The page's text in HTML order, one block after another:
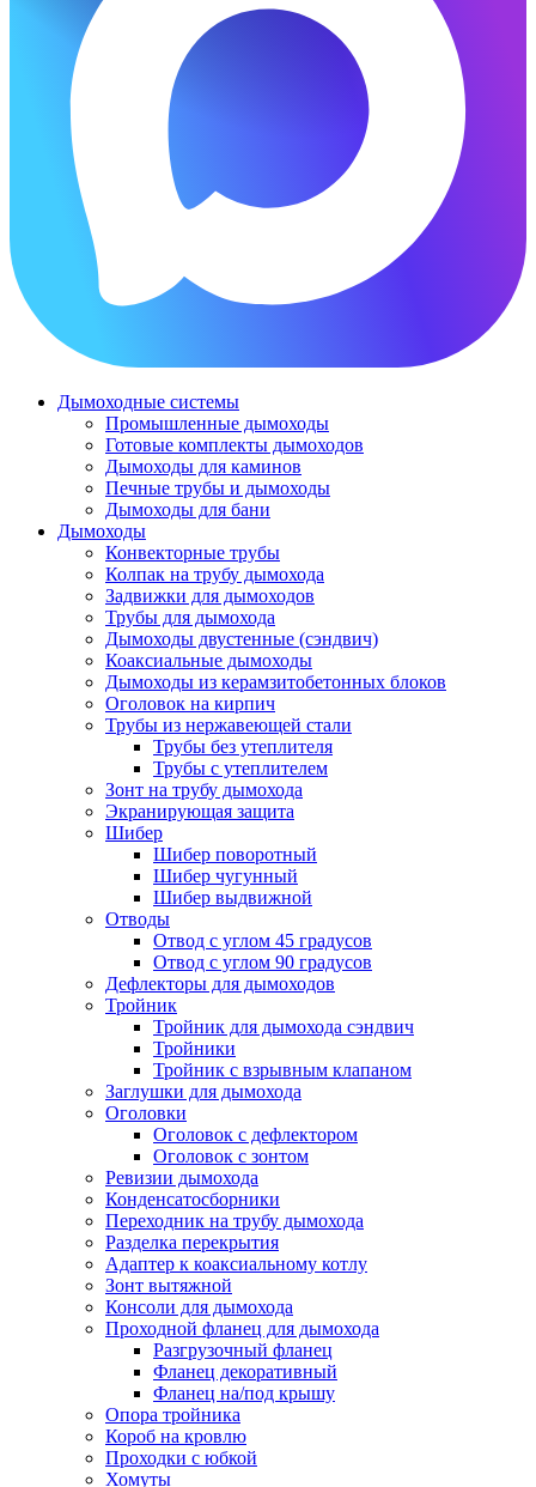
Дымоходные системы
Промышленные дымоходы
Готовые комплекты дымоходов
Дымоходы для каминов
Печные трубы и дымоходы
Дымоходы для бани
Дымоходы
Конвекторные трубы
Колпак на трубу дымохода
Задвижки для дымоходов
Трубы для дымохода
Дымоходы двустенные (сэндвич)
Коаксиальные дымоходы
Дымоходы из керамзитобетонных блоков
Оголовок на кирпич
Трубы из нержавеющей стали
Трубы без утеплителя
Трубы с утеплителем
Зонт на трубу дымохода
Экранирующая защита
Шибер
Шибер поворотный
Шибер чугунный
Шибер выдвижной
Отводы
Отвод с углом 45 градусов
Отвод с углом 90 градусов
Дефлекторы для дымоходов
Тройник
Тройник для дымохода сэндвич
Тройники
Тройник с взрывным клапаном
Заглушки для дымохода
Оголовки
Оголовок с дефлектором
Оголовок с зонтом
Ревизии дымохода
Конденсатосборники
Переходник на трубу дымохода
Разделка перекрытия
Адаптер к коаксиальному котлу
Зонт вытяжной
Консоли для дымохода
Проходной фланец для дымохода
Разгрузочный фланец
Фланец декоративный
Фланец на/под крышу
Опора тройника
Короб на кровлю
Проходки с юбкой
Хомуты